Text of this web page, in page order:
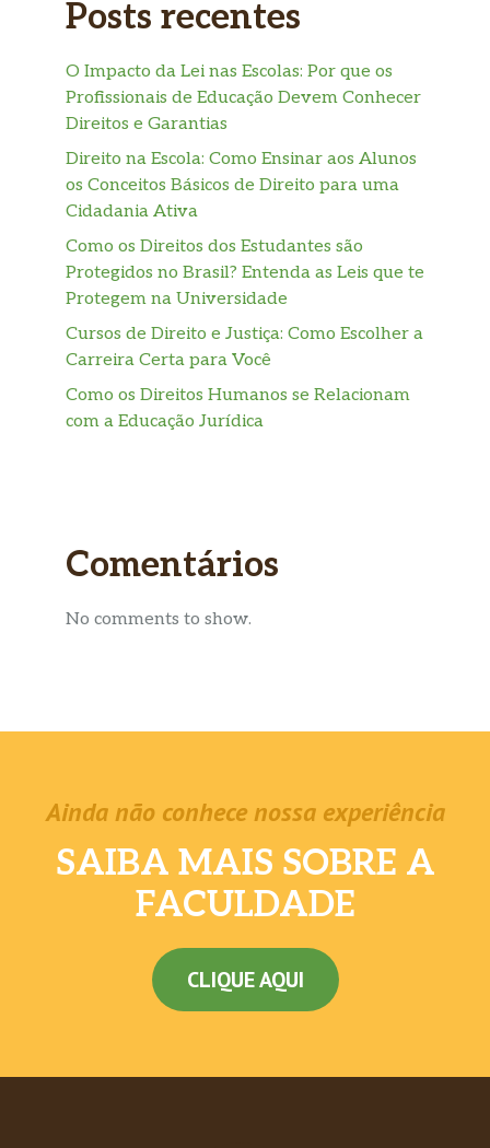
Posts recentes
O Impacto da Lei nas Escolas: Por que os
Profissionais de Educação Devem Conhecer
Direitos e Garantias
Direito na Escola: Como Ensinar aos Alunos
os Conceitos Básicos de Direito para uma
Cidadania Ativa
Como os Direitos dos Estudantes são
Protegidos no Brasil? Entenda as Leis que te
Protegem na Universidade
Cursos de Direito e Justiça: Como Escolher a
Carreira Certa para Você
Como os Direitos Humanos se Relacionam
com a Educação Jurídica
Comentários
No comments to show.
Ainda não conhece nossa experiência
SAIBA MAIS SOBRE A
FACULDADE
CLIQUE AQUI